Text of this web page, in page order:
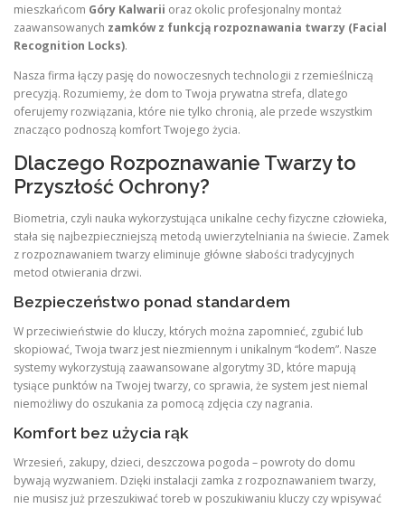
mieszkańcom Góry Kalwarii oraz okolic profesjonalny montaż
zaawansowanych zamków z funkcją rozpoznawania twarzy (Facial
Recognition Locks).
Nasza firma łączy pasję do nowoczesnych technologii z rzemieślniczą
precyzją. Rozumiemy, że dom to Twoja prywatna strefa, dlatego
oferujemy rozwiązania, które nie tylko chronią, ale przede wszystkim
znacząco podnoszą komfort Twojego życia.
Dlaczego Rozpoznawanie Twarzy to
Przyszłość Ochrony?
Biometria, czyli nauka wykorzystująca unikalne cechy fizyczne człowieka,
stała się najbezpieczniejszą metodą uwierzytelniania na świecie. Zamek
z rozpoznawaniem twarzy eliminuje główne słabości tradycyjnych
metod otwierania drzwi.
Bezpieczeństwo ponad standardem
W przeciwieństwie do kluczy, których można zapomnieć, zgubić lub
skopiować, Twoja twarz jest niezmiennym i unikalnym “kodem”. Nasze
systemy wykorzystują zaawansowane algorytmy 3D, które mapują
tysiące punktów na Twojej twarzy, co sprawia, że system jest niemal
niemożliwy do oszukania za pomocą zdjęcia czy nagrania.
Komfort bez użycia rąk
Wrzesień, zakupy, dzieci, deszczowa pogoda – powroty do domu
bywają wyzwaniem. Dzięki instalacji zamka z rozpoznawaniem twarzy,
nie musisz już przeszukiwać toreb w poszukiwaniu kluczy czy wpisywać